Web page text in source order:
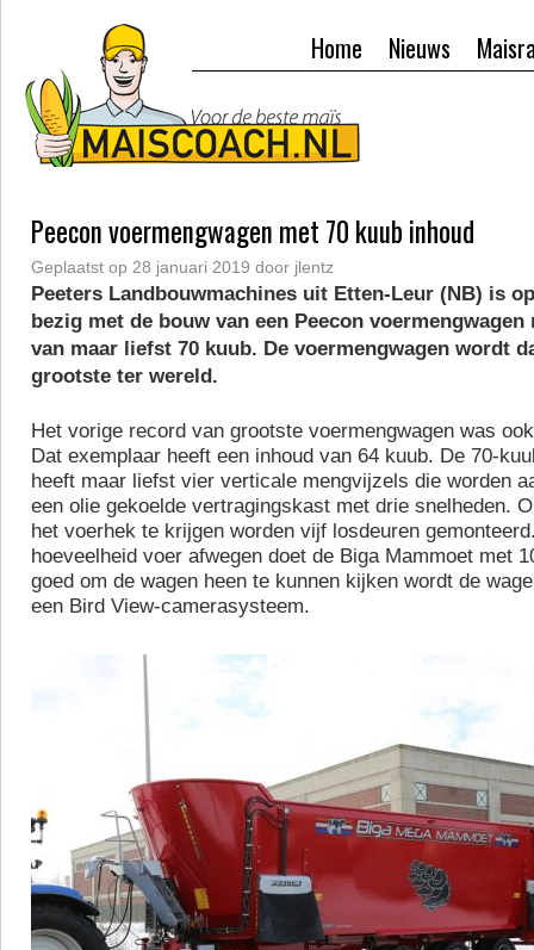
Nieuws
Home
Peecon voermengwagen met 70 kuub inhoud
Geplaatst op 28 januari 2019 door jlentz
Peeters Landbouwmachines uit Etten-Leur (NB) is
bezig met de bouw van een Peecon voermengwagen
van maar liefst 70 kuub. De voermengwagen wordt
grootste ter wereld.
Het vorige record van grootste voermengwagen was
Dat exemplaar heeft een inhoud van 64 kuub. De 70-
heeft maar liefst vier verticale mengvijzels die worden
een olie gekoelde vertragingskast met drie snelheden.
het voerhek te krijgen worden vijf losdeuren
hoeveelheid voer afwegen doet de Biga Mammoet met
goed om de wagen heen te kunnen kijken wordt de
een Bird View-camerasysteem.